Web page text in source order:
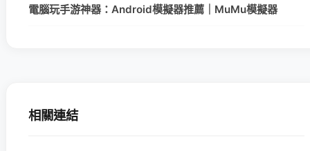
電腦玩手游神器：Android模擬器推薦｜MuMu模擬器
相關連結